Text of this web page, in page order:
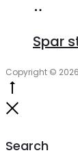
Spar
Copyright © 2026
Search